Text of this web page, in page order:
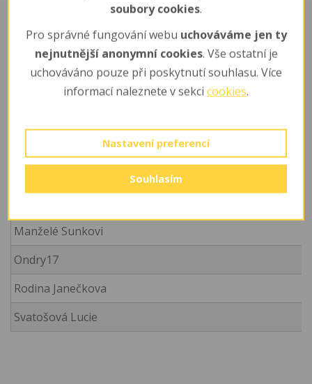
Sponzoři
Cena adopce: 350 ,- Kč / měsíc
Manželé Sunkovi
Ondry17
Rodina Janečkova
Svatošová Lucie
soubory cookies.
Pro správné fungování webu uchováváme jen ty
nejnutnější anonymní cookies. Vše ostatní je
uchováváno pouze při poskytnutí souhlasu. Více
informací naleznete v sekci cookies.
Nastavení preferencí
Souhlasím